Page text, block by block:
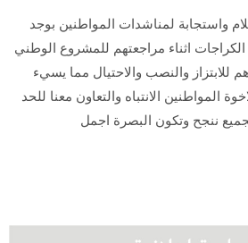
واستجابة لمناشدات المواطنين بوجد
اثناء مراجعتهم للمشروع الوطني
للابتزاز والنصب والاحتيال مما يسيء
المواطنين الانتباه والتعاون معنا للحد
ننجح وتكون البصرة اجمل